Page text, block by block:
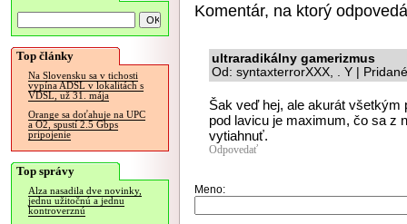
Top články
Na Slovensku sa v tichosti
vypína ADSL v lokalitách s
VDSL, už 31. mája
Orange sa doťahuje na UPC
a O2, spustí 2.5 Gbps
pripojenie
Top správy
Alza nasadila dve novinky,
jednu užitočnú a jednu
kontroverznú
Komentár, na ktorý
ultraradikálny gamerizmus
Od: syntaxterrorXXX, . Y |
Šak veď hej, ale akurát všetkým
pod lavicu je maximum, čo sa z
vytiahnuť.
Odpovedať
Meno: